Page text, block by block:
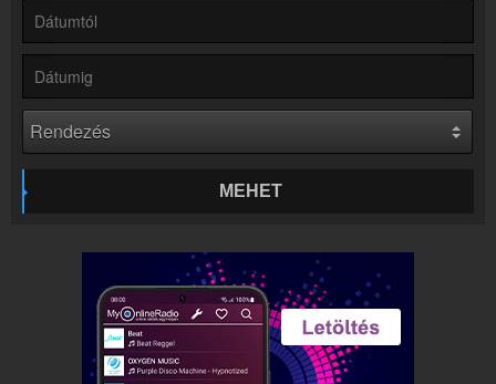
Kapcsolat
Partnerek
Rádiós partnerek
Online rádió készítés
MEHET